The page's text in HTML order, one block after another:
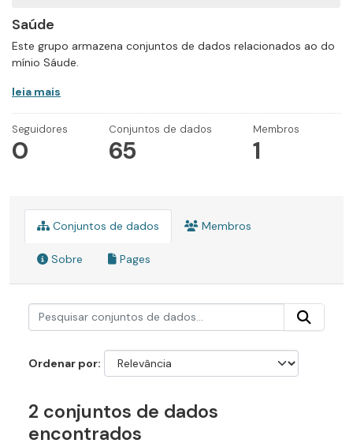
Saúde
Este grupo armazena conjuntos de dados relacionados ao do
mínio Sáude.
leia mais
Seguidores
0
Conjuntos de dados
65
Membros
1
Conjuntos de dados Membros
Sobre Pages
Ordenar por
2 conjuntos de dados
encontrados